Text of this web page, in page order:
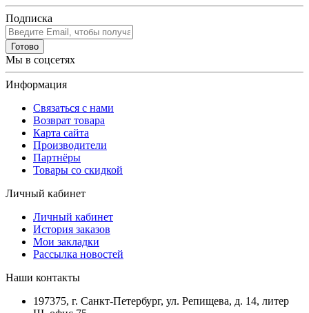
Подписка
Готово
Мы в соцсетях
Информация
Связаться с нами
Возврат товара
Карта сайта
Производители
Партнёры
Товары со скидкой
Личный кабинет
Личный кабинет
История заказов
Мои закладки
Рассылка новостей
Наши контакты
197375, г. Санкт-Петербург, ул. Репищева, д. 14, литер